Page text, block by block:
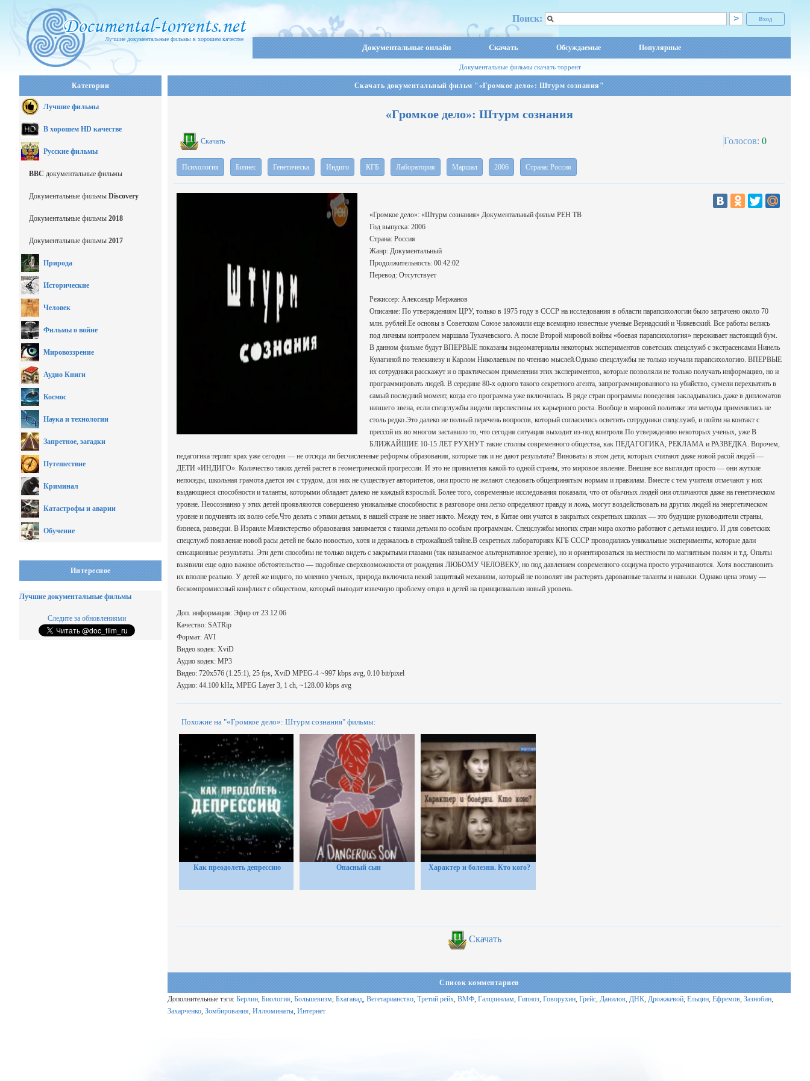
Лучшие документальные фильмы в хорошем качестве
Вход
Поиск:
Документальные онлайн Скачать Обсуждаемые Популярные
Документальные фильмы скачать торрент
Категории
Лучшие фильмы
В хорошем HD качестве
Русские фильмы
BBC документальные фильмы
Документальные фильмы Discovery
Документальные фильмы 2018
Документальные фильмы 2017
Природа
Исторические
Человек
Фильмы о войне
Мировоззрение
Аудио Книги
Космос
Наука и технологии
Запретное, загадки
Путешествие
Криминал
Катастрофы и аварии
Обучение
Интересное
Лучшие документальные фильмы
Следите за обновлениями
Скачать документальный фильм "«Громкое дело»: Штурм сознания"
«Громкое дело»: Штурм сознания
Скачать Голосов: 0
Психология Бизнес Генетическа Индиго КГБ Лаборатория Маршал 2006 Страна: Россия
«Громкое дело»: «Штурм сознания» Документальный фильм РЕН ТВ
Год выпуска: 2006
Страна: Россия
Жанр: Документальный
Продолжительность: 00:42:02
Перевод: Отсутствует
Режиссер: Александр Мержанов
Описание: По утверждениям ЦРУ, только в 1975 году в СССР на исследования в области парапсихологии было затрачено около 70
млн. рублей.Ее основы в Советском Союзе заложили еще всемирно известные ученые Вернадский и Чижевский. Все работы велись
под личным контролем маршала Тухачевского. А после Второй мировой войны «боевая парапсихология» переживает настоящий бум.
В данном фильме будут ВПЕРВЫЕ показаны видеоматериалы некоторых экспериментов советских спецслужб с экстрасенсами Нинель
Кулагиной по телекинезу и Карлом Николаевым по чтению мыслей.Однако спецслужбы не только изучали парапсихологию. ВПЕРВЫЕ
их сотрудники расскажут и о практическом применении этих экспериментов, которые позволяли не только получать информацию, но и
программировать людей. В середине 80-х одного такого секретного агента, запрограммированного на убийство, сумели перехватить в
самый последний момент, когда его программа уже включилась. В ряде стран программы поведения закладывались даже в дипломатов
низшего звена, если спецслужбы видели перспективы их карьерного роста. Вообще в мировой политике эти методы применялись не
столь редко.Это далеко не полный перечень вопросов, который согласились осветить сотрудники спецслужб, и пойти на контакт с
прессой их во многом заставило то, что сегодня ситуация выходит из-под контроля.По утверждению некоторых ученых, уже В
БЛИЖАЙШИЕ 10-15 ЛЕТ РУХНУТ такие столпы современного общества, как ПЕДАГОГИКА, РЕКЛАМА и РАЗВЕДКА. Впрочем,
педагогика терпит крах уже сегодня — не отсюда ли бесчисленные реформы образования, которые так и не дают результата? Виноваты в этом дети, которых считают даже новой расой людей —
ДЕТИ «ИНДИГО». Количество таких детей растет в геометрической прогрессии. И это не привилегия какой-то одной страны, это мировое явление. Внешне все выглядит просто — они жуткие
непоседы, школьная грамота дается им с трудом, для них не существует авторитетов, они просто не желают следовать общепринятым нормам и правилам. Вместе с тем учителя отмечают у них
выдающиеся способности и таланты, которыми обладает далеко не каждый взрослый. Более того, современные исследования показали, что от обычных людей они отличаются даже на генетическом
уровне. Неосознанно у этих детей проявляются совершенно уникальные способности: в разговоре они легко определяют правду и ложь, могут воздействовать на других людей на энергетическом
уровне и подчинять их волю себе.Что делать с этими детьми, в нашей стране не знает никто. Между тем, в Китае они учатся в закрытых секретных школах — это будущие руководители страны,
бизнеса, разведки. В Израиле Министерство образования занимается с такими детьми по особым программам. Спецслужбы многих стран мира охотно работают с детьми индиго. И для советских
спецслужб появление новой расы детей не было новостью, хотя и держалось в строжайшей тайне.В секретных лабораториях КГБ СССР проводились уникальные эксперименты, которые дали
сенсационные результаты. Эти дети способны не только видеть с закрытыми глазами (так называемое альтернативное зрение), но и ориентироваться на местности по магнитным полям и т.д. Опыты
выявили еще одно важное обстоятельство — подобные сверхвозможности от рождения ЛЮБОМУ ЧЕЛОВЕКУ, но под давлением современного социума просто утрачиваются. Хотя восстановить
их вполне реально. У детей же индиго, по мнению ученых, природа включила некий защитный механизм, который не позволят им растерять дарованные таланты и навыки. Однако цена этому —
бескомпромиссный конфликт с обществом, который выводит извечную проблему отцов и детей на принципиально новый уровень.
Доп. информация: Эфир от 23.12.06
Качество: SATRip
Формат: AVI
Видео кодек: XviD
Аудио кодек: MP3
Видео: 720x576 (1.25:1), 25 fps, XviD MPEG-4 ~997 kbps avg, 0.10 bit/pixel
Аудио: 44.100 kHz, MPEG Layer 3, 1 ch, ~128.00 kbps avg
Похожие на "«Громкое дело»: Штурм сознания" фильмы:
Как преодолеть депрессию Опасный сын Характер и болезни. Кто кого?
Скачать
Список комментариев
Дополнительные тэги: Берлин, Биология, Большевизм, Бхагавад, Вегетарианство, Третий рейх, ВМФ, Галцзинлам, Гипноз, Говорухин, Грейс, Данилов, ДНК, Дрожжевой, Ельцин, Ефремов, Зазнобин,
Захарченко, Зомбирования, Иллюминаты, Интернет